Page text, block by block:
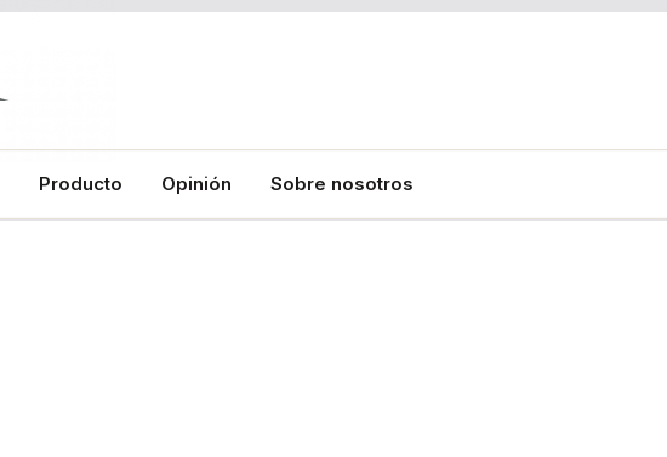
Producto Opinión Sobre nosotros